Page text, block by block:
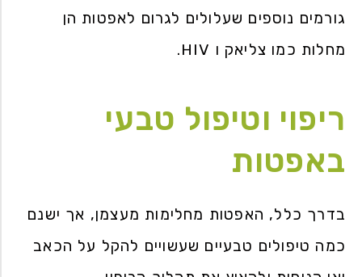
גורמים נוספים שעלולים לגרום לאפטות הן
מחלות כמו צליאק ו HIV.
ריפוי וטיפול טבעי
באפטות
בדרך כלל, האפטות מחלימות מעצמן, אך ישנם
כמה טיפולים טבעיים שעשויים להקל על הכאב